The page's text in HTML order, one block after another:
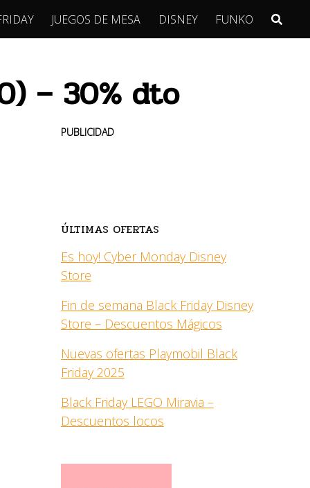
JUEGOS DE MESA DISNEY FUNKO
– 30% dto
PUBLICIDAD
ÚLTIMAS OFERTAS
Es hoy! Cyber Monday Disney
Store
Fin de semana Black Friday Disney
Store – Descuentos Mágicos
Nuevas ofertas Playmobil Black
Friday 2025
Black Friday LEGO Miravia –
Descuentos locos